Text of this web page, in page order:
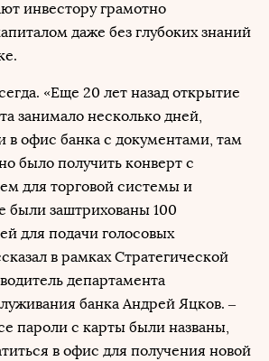
инвестору грамотно
даже без глубоких знаний
«Еще 20 лет назад открытие
занимало несколько дней,
в офис банка с документами, там
было получить конверт с
для торговой системы и
были заштрихованы 100
для подачи голосовых
в рамках Стратегической
департамента
банка Андрей Яцков. ‒
пароли с карты были названы,
в офис для получения новой